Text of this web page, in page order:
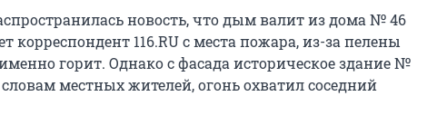
новость, что дым валит из дома № 46
корреспондент 116.RU с места пожара, из-за пелены
горит. Однако с фасада историческое здание №
местных жителей, огонь охватил соседний